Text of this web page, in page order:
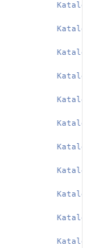
Katalog
Katalog
Katalog
Katalog
Katalog
Katalog
Katalog
Katalog
Katalog
Katalog
Katalog